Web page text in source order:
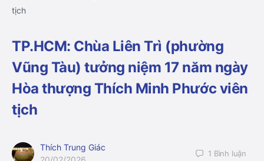
tịch
TP.HCM: Chùa Liên Trì (phường
Vũng Tàu) tưởng niệm 17 năm ngày
Hòa thượng Thích Minh Phước viên
tịch
Thích Trung Giác
1 Bình luận